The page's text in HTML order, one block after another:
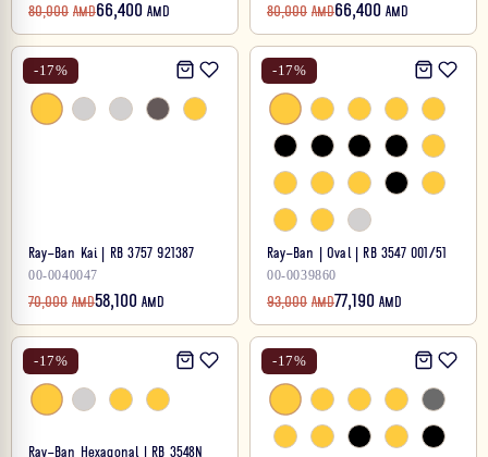
80,000 AMD66,400 AMD 80,000 AMD66,400 AMD
-17%
Ray-Ban Kai | RB 3757 921387
00-0040047
70,000 AMD58,100 AMD
-17%
Ray-Ban | Oval | RB 3547 001/51
00-0039860
93,000 AMD77,190 AMD
-17%
Ray-Ban Hexagonal | RB 3548N
-17%